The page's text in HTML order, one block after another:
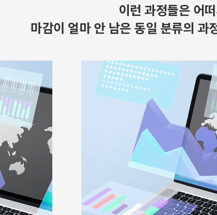
이런 과정들은 어
마감이 얼마 안 남은 동일 분류의 과